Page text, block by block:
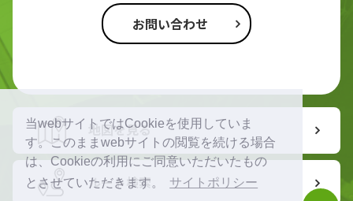
当webサイトではCookieを使用していま
す。このままwebサイトの閲覧を続ける場合
は、Cookieの利用にご同意いただいたもの
とさせていただきます。
サイトポリシー
お問い合わせ
地図を見る
ルート検索